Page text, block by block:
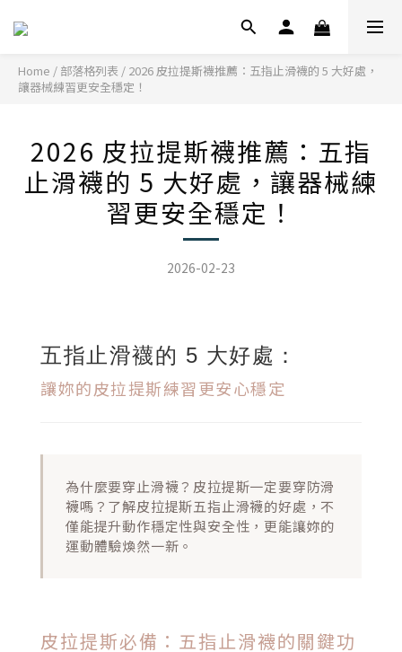
Home / 部落格列表 / 2026 皮拉提斯襪推薦：五指止滑襪的 5 大好處，
讓器械練習更安全穩定！
2026 皮拉提斯襪推薦：五指
止滑襪的 5 大好處，讓器械練
習更安全穩定！
2026-02-23
五指止滑襪的 5 大好處：
讓妳的皮拉提斯練習更安心穩定
為什麼要穿止滑襪？皮拉提斯一定要穿防滑
襪嗎？了解皮拉提斯五指止滑襪的好處，不
僅能提升動作穩定性與安全性，更能讓妳的
運動體驗煥然一新。
皮拉提斯必備：五指止滑襪的關鍵功